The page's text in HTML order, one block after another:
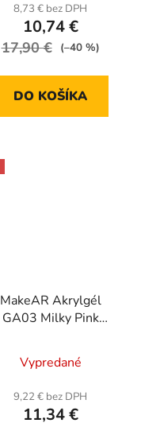
8,73 € bez DPH
10,74 €
17,90 € (–40 %)
DO KOŠÍKA
MakeAR Akrylgél
GA03 Milky Pink
Vypredané
9,22 € bez DPH
11,34 €